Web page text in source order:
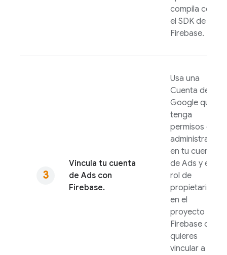
compila con
el SDK de
Firebase.
Vincula tu cuenta
de Ads con
Firebase.
Usa una
Cuenta de
Google que
tenga
permisos de
administrador
en tu cuenta
de Ads y el
rol de
propietario
en el
proyecto de
Firebase que
quieres
vincular a tu